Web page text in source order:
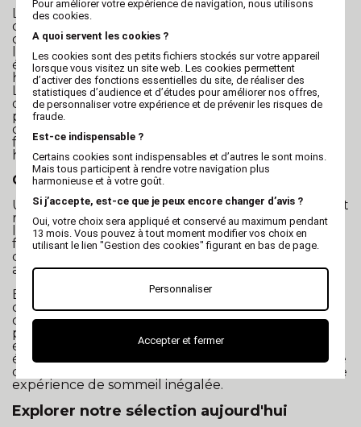
Les corbeilles en plastique pour chiens se
distinguent par leur solidité et leur facilité
d'entretien. Elles sont conçues pour résister à
l'usure quotidienne tout en restant en excellent
état. De plus, leur design sobre et épuré s'intègre
harmonieusement dans n'importe quel intérieur.
Les petits accidents courants, qu'il s'agisse de saleté
ou de liquides renversés, ne posent plus de
problème avec ces corbeilles. Un simple coup
d'éponge suffit pour les maintenir propres et
fraîches, préservant ainsi un environnement
hygiénique pour votre chien.
Choisir sa corbeille en plastique pour chien
Une fois que vous avez choisi la taille adéquate, il est
recommandé de placer un élément souple et
lavable, tel qu'une housse ou une galette, dans le
fond de la corbeille en plastique. Cela ajoute une
couche de confort supplémentaire pour votre
animal et facilite le nettoyage de la literie.
En résumé, les corbeilles en plastique pour chiens
combinent une esthétique inaltérable, une facilité
d'entretien exceptionnelle et un confort optimal
pour les chiens. Améliorez le bien-être des chiens
en optant pour des corbeilles pratiques et
élégantes, et n'oubliez pas d'ajouter une touche de
douceur avec des housses et des galettes pour une
expérience de sommeil inégalée.
Explorer notre sélection aujourd'hui
Pour améliorer votre expérience de navigation, nous utilisons
des cookies.
A quoi servent les cookies ?
Les cookies sont des petits fichiers stockés sur votre appareil
lorsque vous visitez un site web. Les cookies permettent
d’activer des fonctions essentielles du site, de réaliser des
statistiques d’audience et d’études pour améliorer nos offres,
de personnaliser votre expérience et de prévenir les risques de
fraude.
Est-ce indispensable ?
Certains cookies sont indispensables et d’autres le sont moins.
Mais tous participent à rendre votre navigation plus
harmonieuse et à votre goût.
Si j’accepte, est-ce que je peux encore changer d’avis ?
Oui, votre choix sera appliqué et conservé au maximum pendant
13 mois. Vous pouvez à tout moment modifier vos choix en
utilisant le lien "Gestion des cookies" figurant en bas de page.
Personnaliser
Accepter et fermer